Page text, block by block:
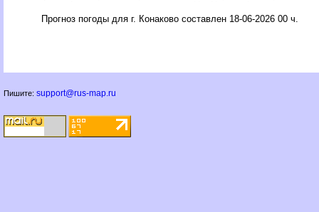
Прогноз погоды для г. Конаково составлен 18-06-2026 00 ч.
Пишите: support@rus-map.ru